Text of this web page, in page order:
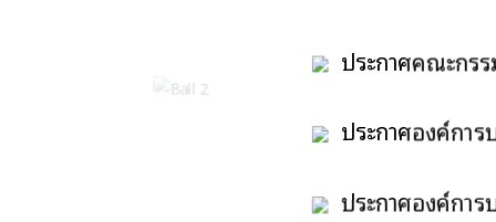
ประกาศคณะกรร
ประกาศองค์การ
ประเภทวิชาการ
ประกาศองค์การ